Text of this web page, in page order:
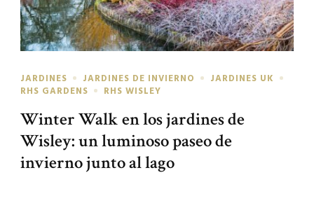
JARDINES JARDINES DE INVIERNO
JARDINES UK
RHS GARDENS
RHS WISLEY
Winter Walk en los jardines de
Wisley: un luminoso paseo de
invierno junto al lago